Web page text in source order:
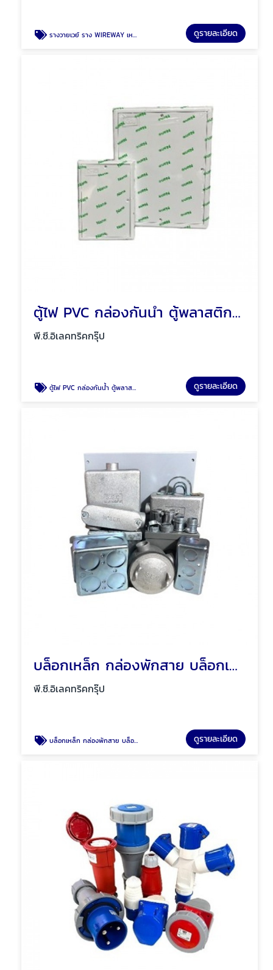
รางวายเวย์ ราง WIREWAY เหล็ก รางเหล็ก พัทยา ชลบุรี ดูรายละเอียด
ตู้ไฟ PVC กล่องกันน้ำ ตู้พลาสติก Mos พัทยา ชลบุรี
พี.ซี.อิเลคทริคกรุ๊ป
ตู้ไฟ PVC กล่องกันน้ำ ตู้พลาสติก Mos พัทยา ชลบุรี ดูรายละเอียด
บล็อกเหล็ก กล่องพักสาย บล็อกเหล็กกันน้ำ พัทยา ชลบุรี
พี.ซี.อิเลคทริคกรุ๊ป
บล็อกเหล็ก กล่องพักสาย บล็อกเหล็กกันน้ำ พัทยา ชลบุรี ดูรายละเอียด